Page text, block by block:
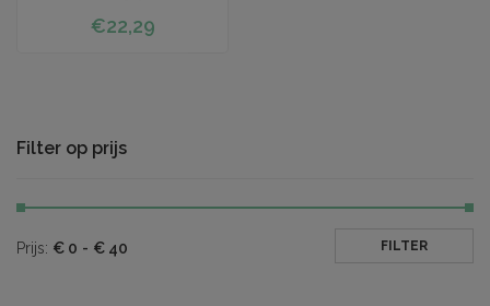
€22,29
Filter op prijs
Prijs: € 0 - € 40 FILTER